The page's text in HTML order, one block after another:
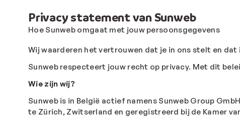
Privacy statement van Sunweb
Hoe Sunweb omgaat met jouw persoonsgegevens
Wij waarderen het vertrouwen dat je in ons stelt en
Sunweb respecteert jouw recht op privacy. Met dit
Wie zijn wij?
Sunweb is in België actief namens Sunweb Group
te Zürich, Zwitserland en geregistreerd bij de Kamer